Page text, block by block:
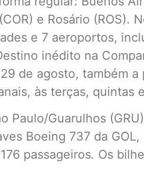
e Rosário (ROS).
e 7 aeroportos,
inédito na
de agosto, também
às terças, quintas
Paulo/Guarulhos
Boeing 737 da
passageiros. Os